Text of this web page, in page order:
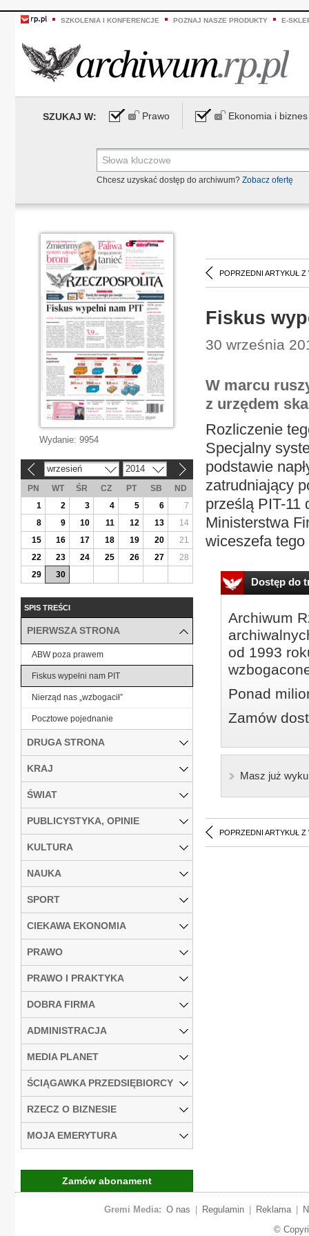
SZKOLENIA I KONFERENCJE POZNAJ NASZE PRODUKTY E-
SZUKAJ W: Prawo Ekonomia i biznes
Chcesz uzyskać dostęp do archiwum? Zobacz ofertę
POPRZEDNI ARTYKUŁ Z
Fiskus
30 września
W marcu
z urzędem
Rozliczenie
Specjalny
podstawie
zatrudniający
prześlą PIT-11
Ministerstwa
wiceszefa
Dostęp do
Archiwum
od 1993
Ponad
Zamów
Masz już
POPRZEDNI ARTYKUŁ Z
Wydanie: 9954
wrzesień 2014
PN WT ŚR CZ PT SB
ND
1
2 3 4 5 6
7
8
9 10 11 12 13
14
15
16 17 18 19 20
21
22
23 24 25 26 27
28
29
30
SPIS TREŚCI
PIERWSZA STRONA
ABW poza prawem
Fiskus wypełni nam PIT
Nierząd nas „wzbogacił”
Pocztowe pojednanie
DRUGA STRONA
KRAJ
ŚWIAT
PUBLICYSTYKA, OPINIE
KULTURA
NAUKA
SPORT
CIEKAWA EKONOMIA
PRAWO
PRAWO I PRAKTYKA
DOBRA FIRMA
ADMINISTRACJA
MEDIA PLANET
ŚCIĄGAWKA PRZEDSIĘBIORCY
RZECZ O BIZNESIE
MOJA EMERYTURA
Zamów abonament
Gremi Media: O nas Regulamin Reklama
©